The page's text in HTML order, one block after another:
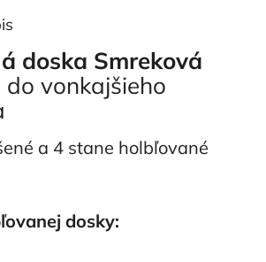
doska Smreková
vonkajšieho
a 4 stane holbľované
dosky: